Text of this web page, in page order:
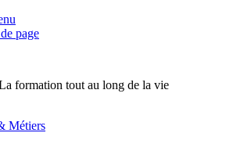
page
formation tout au long de la vie
Métiers